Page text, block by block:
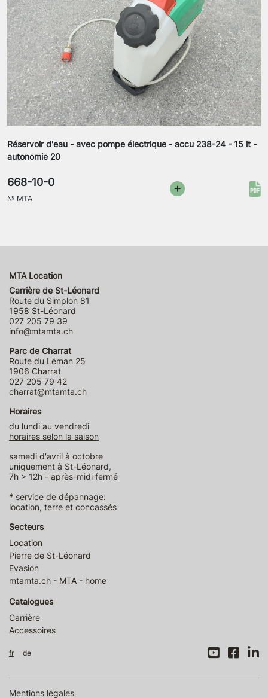
Réservoir d'eau - avec pompe électrique - accu 238-24 - 15 lt -
autonomie 20
668-10-0
№ MTA
MTA Location
Carrière de St-Léonard
Route du Simplon 81
1958 St-Léonard
027 205 79 39
info@mtamta.ch
Parc de Charrat
Route du Léman 25
1906 Charrat
027 205 79 42
charrat@mtamta.ch
Horaires
du lundi au vendredi
horaires selon la saison
samedi d'avril à octobre
uniquement à St-Léonard,
7h > 12h - après-midi fermé
* service de dépannage:
location, terre et concassés
Secteurs
Location
Pierre de St-Léonard
Evasion
mtamta.ch - MTA - home
Catalogues
Carrière
Accessoires
fr de
Mentions légales